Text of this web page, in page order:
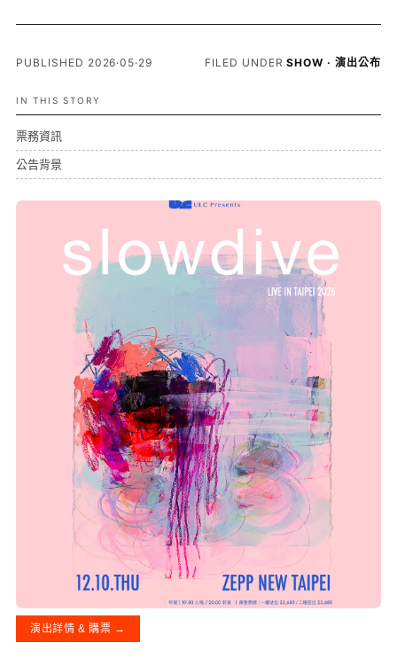
PUBLISHED 2026·05·29 FILED UNDERSHOW · 演出公布
IN THIS STORY
票務資訊
公告背景
演出詳情 & 購票 →